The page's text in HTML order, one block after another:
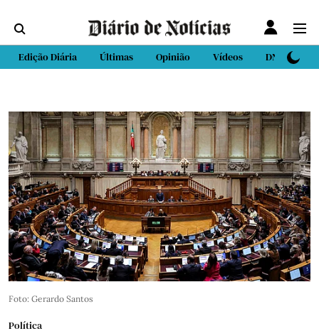
Edição Diária Últimas Opinião Vídeos DN Sport
Foto: Gerardo Santos
Política